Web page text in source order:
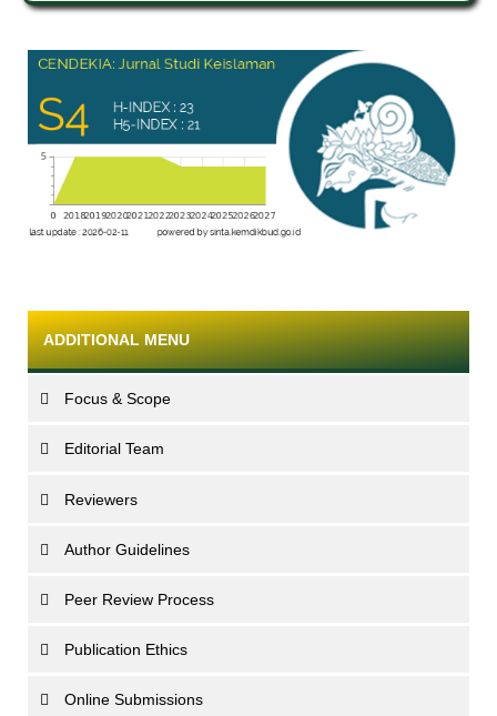
ADDITIONAL MENU
Focus & Scope
Editorial Team
Reviewers
Author Guidelines
Peer Review Process
Publication Ethics
Online Submissions